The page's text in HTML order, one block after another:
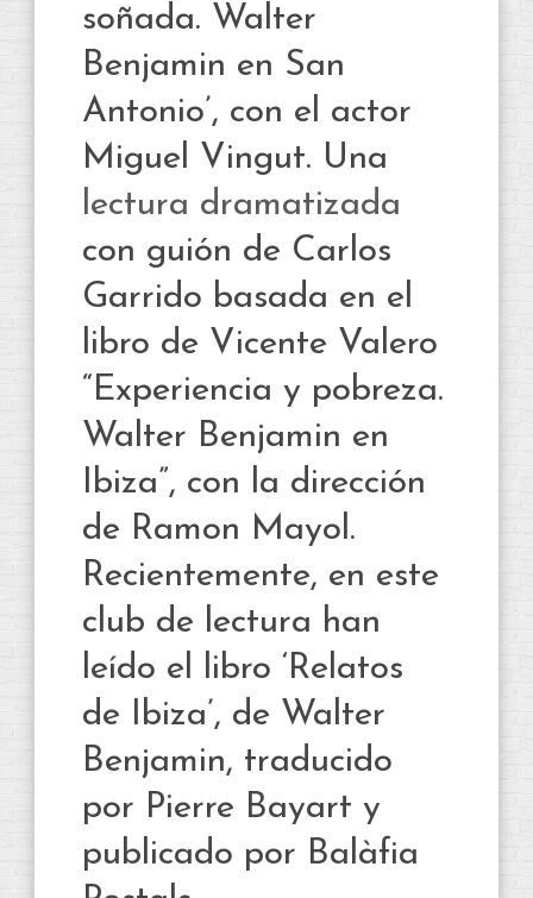
soñada. Walter
Benjamin en San
Antonio’, con el actor
Miguel Vingut. Una
lectura dramatizada
con guión de Carlos
Garrido basada en el
libro de Vicente Valero
“Experiencia y pobreza.
Walter Benjamin en
Ibiza”, con la dirección
de Ramon Mayol.
Recientemente, en este
club de lectura han
leído el libro ‘Relatos
de Ibiza’, de Walter
Benjamin, traducido
por Pierre Bayart y
publicado por Balàfia